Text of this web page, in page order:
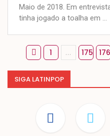
Maio de 2018. Em
tinha jogado a toalha em …
1 … 175 176
SIGA LATINPOP